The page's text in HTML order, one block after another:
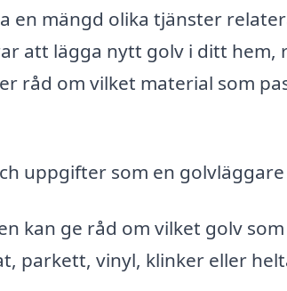
en mängd olika tjänster
att lägga nytt golv i ditt hem,
råd om vilket material som
uppgifter som en
kan ge råd om vilket golv
parkett, vinyl, klinker eller